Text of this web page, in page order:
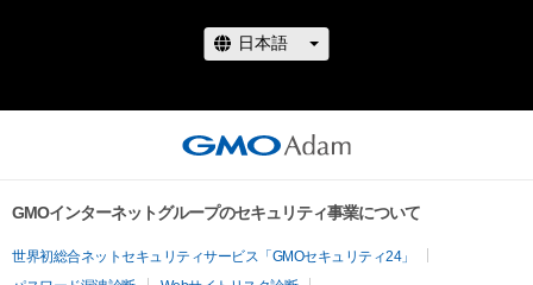
GMOインターネットグループのセキュリティ事業について
世界初総合ネットセキュリティサービス「GMOセキュリティ24」